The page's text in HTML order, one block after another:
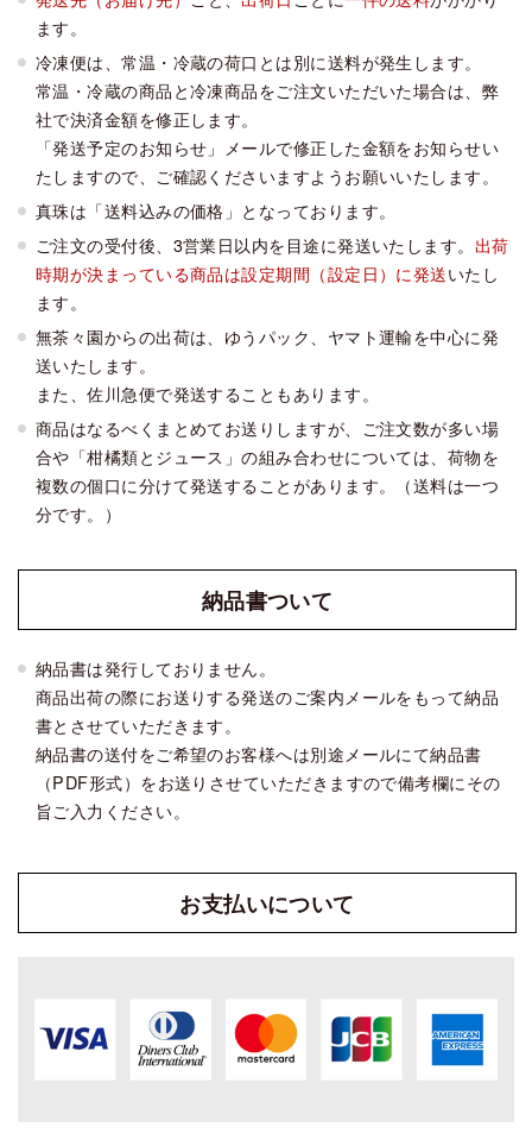
ます。
冷凍便は、常温・冷蔵の荷口とは別に送料が発生します。
常温・冷蔵の商品と冷凍商品をご注文いただいた場合は、弊
社で決済金額を修正します。
「発送予定のお知らせ」メールで修正した金額をお知らせい
たしますので、ご確認くださいますようお願いいたします。
真珠は「送料込みの価格」となっております。
ご注文の受付後、3営業日以内を目途に発送いたします。 出荷
時期が決まっている商品は設定期間（設定日）に発送いたし
ます。
無茶々園からの出荷は、ゆうパック、ヤマト運輸を中心に発
送いたします。
また、佐川急便で発送することもあります。
商品はなるべくまとめてお送りしますが、ご注文数が多い場
合や「柑橘類とジュース」の組み合わせについては、荷物を
複数の個口に分けて発送することがあります。（送料は一つ
分です。）
納品書ついて
納品書は発行しておりません。
商品出荷の際にお送りする発送のご案内メールをもって納品
書とさせていただきます。
納品書の送付をご希望のお客様へは別途メールにて納品書
（PDF形式）をお送りさせていただきますので備考欄にその
旨ご入力ください。
お支払いについて